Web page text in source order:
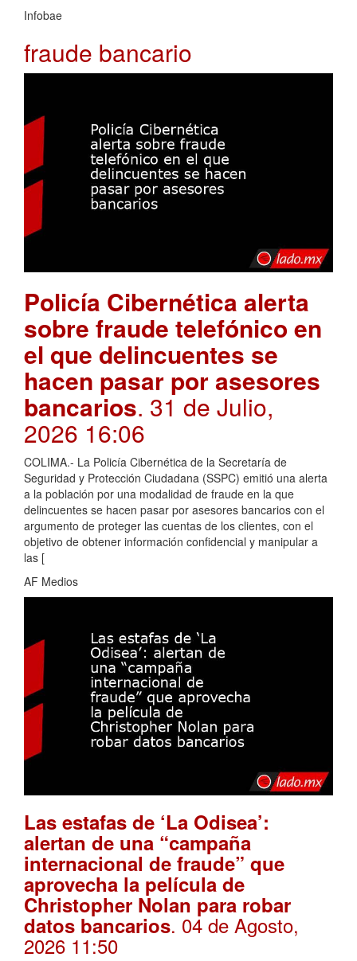
Infobae
fraude bancario
Policía Cibernética alerta
sobre fraude telefónico en
el que delincuentes se
hacen pasar por asesores
bancarios. 31 de Julio,
2026 16:06
COLIMA.- La Policía Cibernética de la Secretaría de
Seguridad y Protección Ciudadana (SSPC) emitió una alerta
a la población por una modalidad de fraude en la que
delincuentes se hacen pasar por asesores bancarios con el
argumento de proteger las cuentas de los clientes, con el
objetivo de obtener información confidencial y manipular a
las [
AF Medios
Las estafas de ‘La Odisea’:
alertan de una “campaña
internacional de fraude” que
aprovecha la película de
Christopher Nolan para robar
datos bancarios. 04 de Agosto,
2026 11:50